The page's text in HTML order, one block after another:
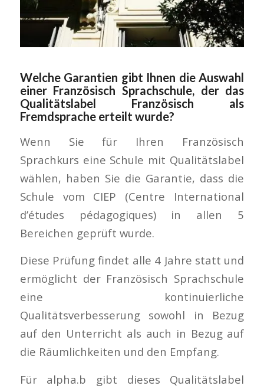
Welche Garantien gibt Ihnen die Auswahl
einer Französisch Sprachschule, der das
Qualitätslabel Französisch als
Fremdsprache erteilt wurde?
Wenn Sie für Ihren Französisch
Sprachkurs eine Schule mit Qualitätslabel
wählen, haben Sie die Garantie, dass die
Schule vom CIEP (Centre International
d’études pédagogiques) in allen 5
Bereichen geprüft wurde.
Diese Prüfung findet alle 4 Jahre statt und
ermöglicht der Französisch Sprachschule
eine kontinuierliche
Qualitätsverbesserung sowohl in Bezug
auf den Unterricht als auch in Bezug auf
die Räumlichkeiten und den Empfang.
Für alpha.b gibt dieses Qualitätslabel